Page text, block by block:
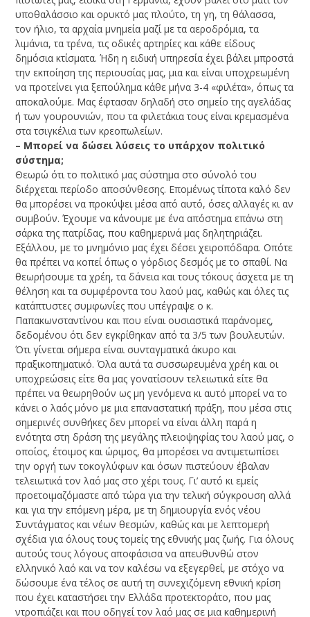
υποθαλάσσιο και ορυκτό μας πλούτο, τη γη, τη θάλασσα,
τον ήλιο, τα αρχαία μνημεία μαζί με τα αεροδρόμια, τα
λιμάνια, τα τρένα, τις οδικές αρτηρίες και κάθε είδους
δημόσια κτίσματα. Ήδη η ειδική υπηρεσία έχει βάλει μπροστά
την εκποίηση της περιουσίας μας, μια και είναι υποχρεωμένη
να προτείνει για ξεπούλημα κάθε μήνα 3-4 «φιλέτα», όπως τα
αποκαλούμε. Μας έφτασαν δηλαδή στο σημείο της αγελάδας
ή των γουρουνιών, που τα φιλετάκια τους είναι κρεμασμένα
στα τσιγκέλια των κρεοπωλείων.
– Μπορεί να δώσει λύσεις το υπάρχον πολιτικό
σύστημα;
Θεωρώ ότι το πολιτικό μας σύστημα στο σύνολό του
διέρχεται περίοδο αποσύνθεσης. Επομένως τίποτα καλό δεν
θα μπορέσει να προκύψει μέσα από αυτό, όσες αλλαγές κι αν
συμβούν. Έχουμε να κάνουμε με ένα απόστημα επάνω στη
σάρκα της πατρίδας, που καθημερινά μας δηλητηριάζει.
Εξάλλου, με το μνημόνιο μας έχει δέσει χειροπόδαρα. Οπότε
θα πρέπει να κοπεί όπως ο γόρδιος δεσμός με το σπαθί. Να
θεωρήσουμε τα χρέη, τα δάνεια και τους τόκους άσχετα με τη
θέληση και τα συμφέροντα του λαού μας, καθώς και όλες τις
κατάπτυστες συμφωνίες που υπέγραψε ο κ.
Παπακωνσταντίνου και που είναι ουσιαστικά παράνομες,
δεδομένου ότι δεν εγκρίθηκαν από τα 3/5 των βουλευτών.
Ότι γίνεται σήμερα είναι συνταγματικά άκυρο και
πραξικοπηματικό. Όλα αυτά τα συσσωρευμένα χρέη και οι
υποχρεώσεις είτε θα μας γονατίσουν τελειωτικά είτε θα
πρέπει να θεωρηθούν ως μη γενόμενα κι αυτό μπορεί να το
κάνει ο λαός μόνο με μια επαναστατική πράξη, που μέσα στις
σημερινές συνθήκες δεν μπορεί να είναι άλλη παρά η
ενότητα στη δράση της μεγάλης πλειοψηφίας του λαού μας, ο
οποίος, έτοιμος και ώριμος, θα μπορέσει να αντιμετωπίσει
την οργή των τοκογλύφων και όσων πιστεύουν έβαλαν
τελειωτικά τον λαό μας στο χέρι τους. Γι’ αυτό κι εμείς
προετοιμαζόμαστε από τώρα για την τελική σύγκρουση αλλά
και για την επόμενη μέρα, με τη δημιουργία ενός νέου
Συντάγματος και νέων θεσμών, καθώς και με λεπτομερή
σχέδια για όλους τους τομείς της εθνικής μας ζωής. Για όλους
αυτούς τους λόγους αποφάσισα να απευθυνθώ στον
ελληνικό λαό και να τον καλέσω να εξεγερθεί, με στόχο να
δώσουμε ένα τέλος σε αυτή τη συνεχιζόμενη εθνική κρίση
που έχει καταστήσει την Ελλάδα προτεκτοράτο, που μας
ντροπιάζει και που οδηγεί τον λαό μας σε μια καθημερινή